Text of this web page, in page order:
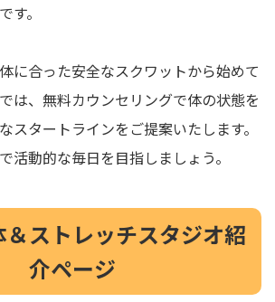
す。
に合った安全なスクワットから始めて
は、無料カウンセリングで体の状態を
スタートラインをご提案いたします。
活動的な毎日を目指しましょう。
ストレッチスタジオ紹
介ページ